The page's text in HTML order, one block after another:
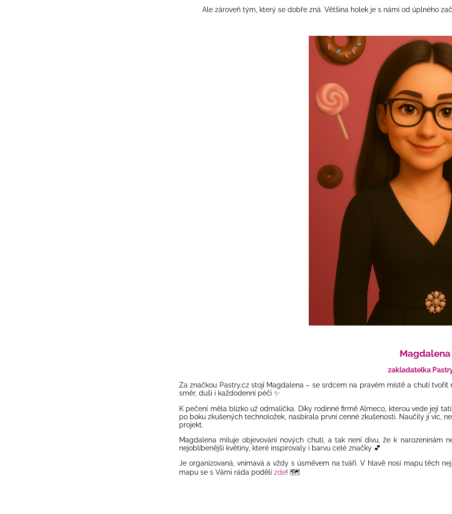
Ale zároveň tým, který se dobře zná. Většina holek je s námi od úplného
Magdalena
zakladatelka
Za značkou Pastry.czstojí Magdalena – se srdcem na pravém místě a chutí
směr, duši i každodenní péči ✨
K pečení měla blízko už odmalička. Díky rodinné firměAlmeco, kterou vede její
po boku zkušených technoložek, nasbírala první cenné zkušenosti. Naučily ji víc,
projekt.
Magdalena miluje objevování nových chutí, a tak není divu, že k narozeninám
nejoblíbenější květiny, které inspirovaly i barvu celé značky 💕
Je organizovaná, vnímavá a vždy s úsměvem na tváři. V hlavě nosí mapu těch
mapu se s Vámi ráda podělí zde! 🗺️